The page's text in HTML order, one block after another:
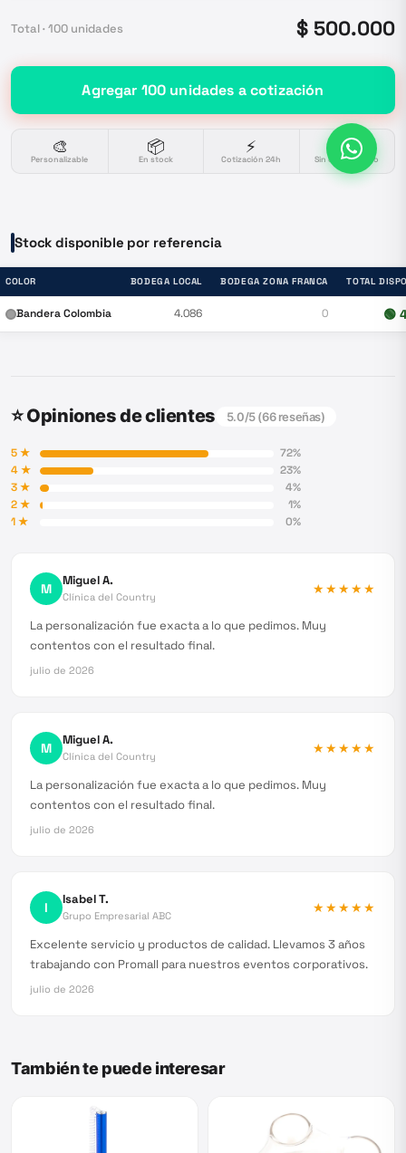
Total · 100 unidades $ 500.000
Agregar 100 unidades a cotización
🎨
Personalizable
📦
En stock
⚡
Cotización 24h
🔒
Sin compromiso
Stock disponible por referencia
COLOR BODEGA LOCAL BODEGA ZONA FRANCA TOTAL
Bandera Colombia 4.086 0 🟢
⭐ Opiniones de clientes 5.0/5 (66reseñas)
5★ 72%
4★ 23%
3★ 4%
2★ 1%
1★ 0%
M Miguel A.
Clínica del Country
★★★★★
La personalización fue exacta a lo que pedimos. Muy
contentos con el resultado final.
julio de 2026
M Miguel A.
Clínica del Country
★★★★★
La personalización fue exacta a lo que pedimos. Muy
contentos con el resultado final.
julio de 2026
I Isabel T.
Grupo Empresarial ABC
★★★★★
Excelente servicio y productos de calidad. Llevamos 3 años
trabajando con Promall para nuestros eventos corporativos.
julio de 2026
También te puede interesar